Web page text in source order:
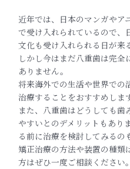
近年では、日本のマンガやア
で受け入れられているので、
文化も受け入れられる日が来
しかし今はまだ八重歯は完
ありません。
将来海外での生活や世界での
治療することをおすすめしま
また、八重歯はどうしても歯
やすいとのデメリットもあり
る前に治療を検討してみるの
矯正治療の方法や装置の種類
方はぜひ一度ご相談ください。